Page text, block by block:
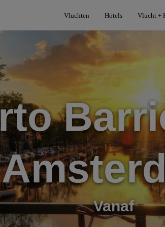
Vluchten Hotels Vlucht +
Vanaf